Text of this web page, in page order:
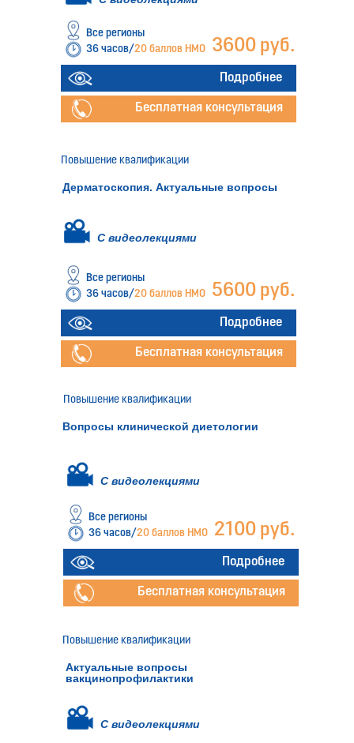
36 часов/20 баллов НМО 3600 руб.
Все регионы
Бесплатная консультация
Подробнее
Дерматоскопия. Актуальные вопросы
36 часов/20 баллов НМО 5600 руб.
Все регионы
Повышение квалификации
Бесплатная консультация
Подробнее
Вопросы клинической диетологии
36 часов/20 баллов НМО 2100 руб.
Все регионы
Повышение квалификации
Бесплатная консультация
Подробнее
Актуальные вопросы
вакцинопрофилактики
Повышение квалификации
С видеолекциями
С видеолекциями
С видеолекциями